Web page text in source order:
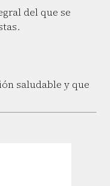
del que se
saludable y que